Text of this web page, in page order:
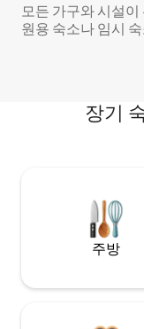
모든 가구와 시설
원용 숙소나 임시
장기
주방